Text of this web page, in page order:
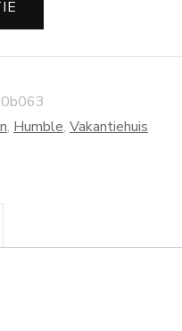
, Humble, Vakantiehuis